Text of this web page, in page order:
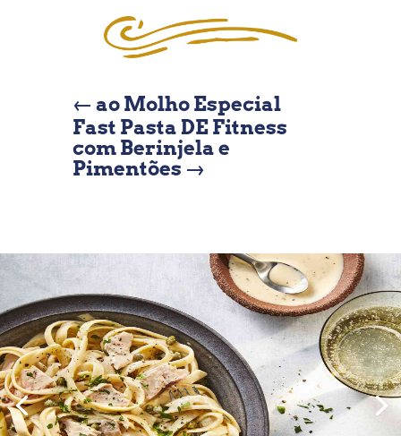
← ao Molho Especial
Fast Pasta DE Fitness
com Berinjela e
Pimentões →